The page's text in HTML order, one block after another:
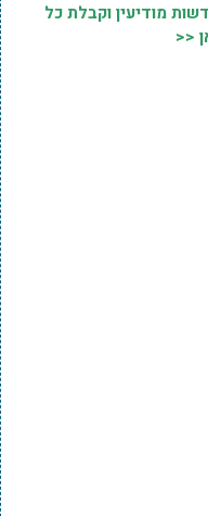
מודיעין וקבלת כל
<<